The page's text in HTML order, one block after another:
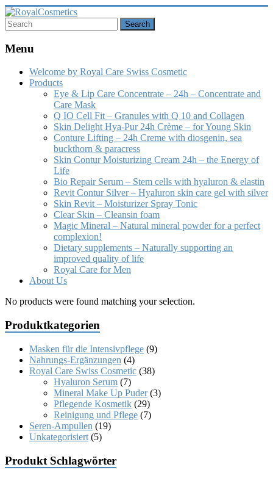
Skip
to
content
RoyalCosmetics
Menu
Welcome by Royal Care Swiss Cosmetic
Products
Eye & Lip Care Concentrate – 24h – Concentrate and
Care Mask
Q IO Cell Fit – Granules with Q 10 and Collagen
Skin Delight Hya-Pur 24h Crème – for Young Skin
Conture Lifting – 24h Creme with diosgenin, sea
buckthorn & paracress
Skin Contur Moisturizing Cream 24h – the Energy of
Life
Bio Repair Serum – Stem cells with hyaluron & elastin
Revit Contur Silver – Hyaluron skin care gel with silver
Skin Revit – Moisturizer Spray Tonic
Clear Skin – Cleansin foam
Magic Mineral – Natural mineral powder for a perfect
complexion!
Dietary supplements – Naturally supporting an
improved quality of life
Royal Care for Men
About Us
No products were found matching your selection.
Produktkategorien
Masken für die Intensivpflege (9)
Nahrungs-Ergänzungen (4)
Royal Care Swiss Cosmetic (38)
Hyaluron Serum (7)
Mineral Make Up Puder (3)
Pflegende Kosmetik (29)
Reinigung und Pflege (7)
Seren-Ampullen (19)
Unkategorisiert (5)
Produkt Schlagwörter